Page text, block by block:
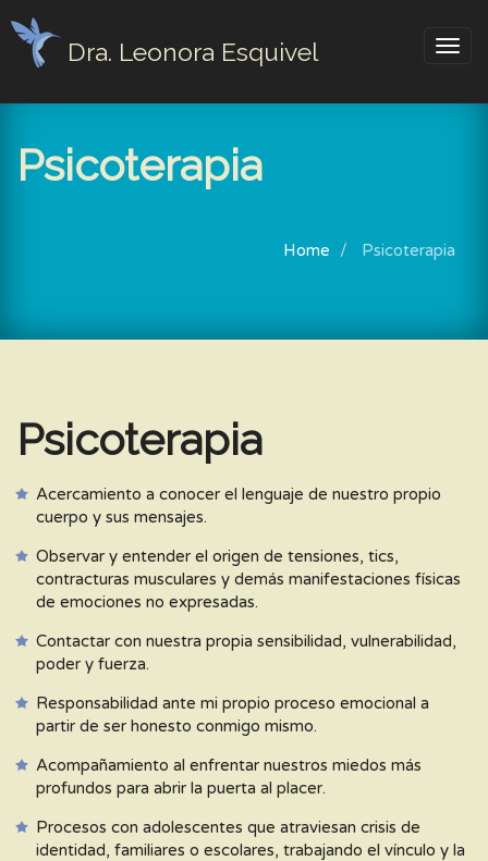
Dra. Leonora Esquivel
Psicoterapia
Home Psicoterapia
Psicoterapia
Acercamiento a conocer el lenguaje de nuestro propio
cuerpo y sus mensajes.
Observar y entender el origen de tensiones, tics,
contracturas musculares y demás manifestaciones físicas
de emociones no expresadas.
Contactar con nuestra propia sensibilidad, vulnerabilidad,
poder y fuerza.
Responsabilidad ante mi propio proceso emocional a
partir de ser honesto conmigo mismo.
Acompañamiento al enfrentar nuestros miedos más
profundos para abrir la puerta al placer.
Procesos con adolescentes que atraviesan crisis de
identidad, familiares o escolares, trabajando el vínculo y la